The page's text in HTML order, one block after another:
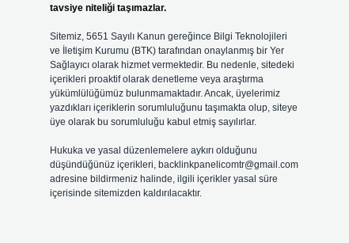
tavsiye niteliği taşımazlar.
Sitemiz, 5651 Sayılı Kanun gereğince Bilgi Teknolojileri
ve İletişim Kurumu (BTK) tarafından onaylanmış bir Yer
Sağlayıcı olarak hizmet vermektedir. Bu nedenle, sitedeki
içerikleri proaktif olarak denetleme veya araştırma
yükümlülüğümüz bulunmamaktadır. Ancak, üyelerimiz
yazdıkları içeriklerin sorumluluğunu taşımakta olup, siteye
üye olarak bu sorumluluğu kabul etmiş sayılırlar.
Hukuka ve yasal düzenlemelere aykırı olduğunu
düşündüğünüz içerikleri, backlinkpanelicomtr@gmail.com
adresine bildirmeniz halinde, ilgili içerikler yasal süre
içerisinde sitemizden kaldırılacaktır.